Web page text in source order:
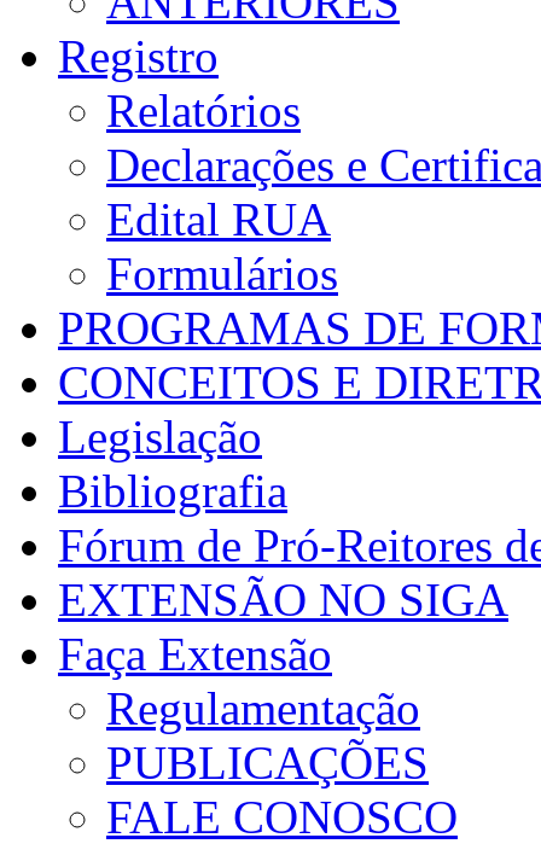
Registro
Relatórios
Declarações e
Edital RUA
Formulários
PROGRAMAS DE
CONCEITOS E
Legislação
Bibliografia
Fórum de Pró-Reitores
EXTENSÃO NO SIGA
Faça Extensão
Regulamentação
PUBLICAÇÕES
FALE CONOSCO